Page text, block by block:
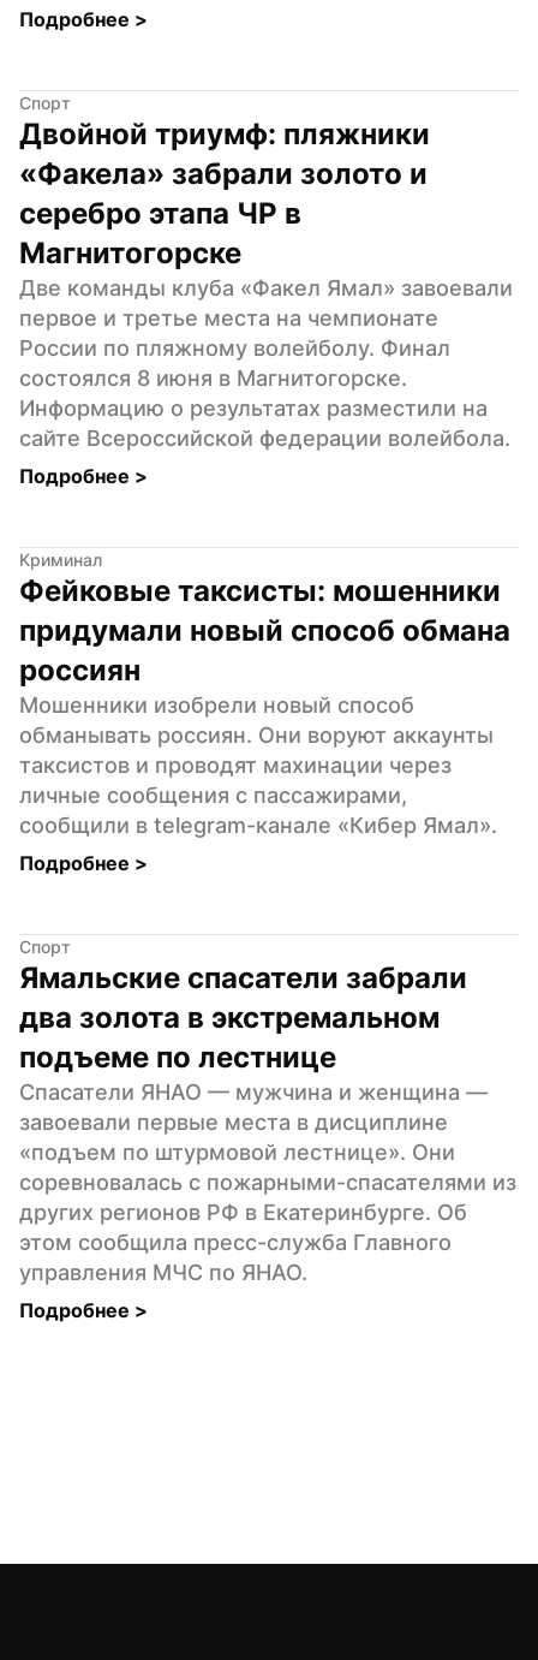
Подробнее >
Спорт
Двойной триумф: пляжники
«Факела» забрали золото и
серебро этапа ЧР в
Магнитогорске
Две команды клуба «Факел Ямал» завоевали
первое и третье места на чемпионате
России по пляжному волейболу. Финал
состоялся 8 июня в Магнитогорске.
Информацию о результатах разместили на
сайте Всероссийской федерации волейбола.
Подробнее >
Криминал
Фейковые таксисты: мошенники
придумали новый способ обмана
россиян
Мошенники изобрели новый способ
обманывать россиян. Они воруют аккаунты
таксистов и проводят махинации через
личные сообщения с пассажирами,
сообщили в telegram-канале «Кибер Ямал».
Подробнее >
Спорт
Ямальские спасатели забрали
два золота в экстремальном
подъеме по лестнице
Спасатели ЯНАО — мужчина и женщина —
завоевали первые места в дисциплине
«подъем по штурмовой лестнице». Они
соревновалась с пожарными-спасателями из
других регионов РФ в Екатеринбурге. Об
этом сообщила пресс-служба Главного
управления МЧС по ЯНАО.
Подробнее >